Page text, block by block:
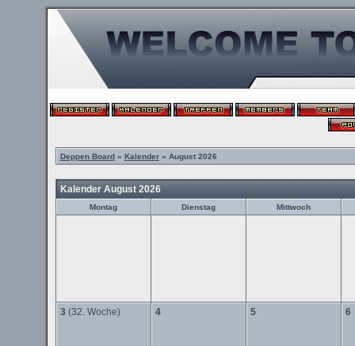
Deppen Board» Kalender» August 2026
Kalender August 2026
Montag Dienstag Mittwoch
3 (32. Woche) 4 5 6